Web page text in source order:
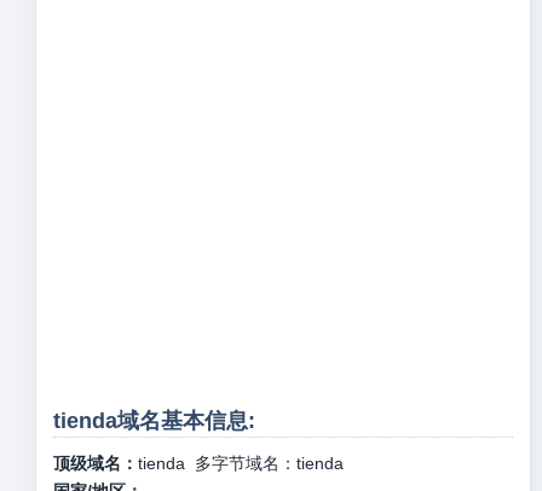
tienda域名基本信息:
顶级域名： tienda 多字节域名： tienda